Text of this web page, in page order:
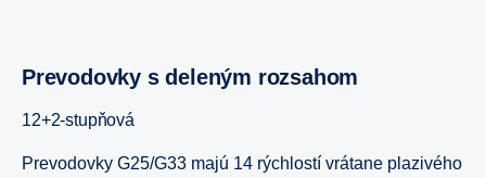
Prevodovky s deleným rozsahom
12+2-stupňová
Prevodovky G25/G33 majú 14 rýchlostí vrátane plazivého